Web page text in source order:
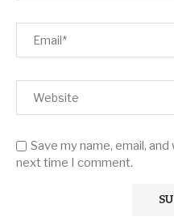
Save my name, email,
next time I comment.